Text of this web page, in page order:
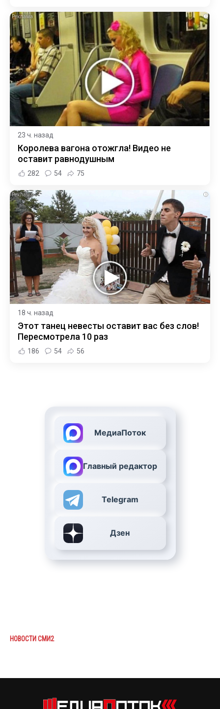
i
23 ч. назад
Королева вагона отожгла! Видео не
оставит равнодушным
282 54 75
i
18 ч. назад
Этот танец невесты оставит вас без слов!
Пересмотрела 10 раз
186 54 56
МедиаПоток
Главный редактор
Telegram
Дзен
НОВОСТИ СМИ2